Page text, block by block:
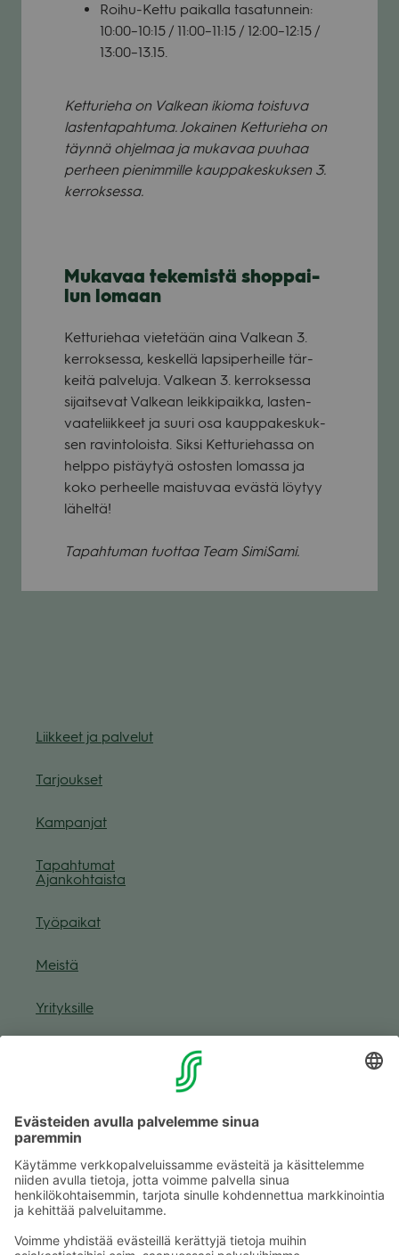
Roihu-Kettu pai­kalla tasa­tun­nein:
10:00–10:15 / 11:00–11:15 / 12:00–12:15 /
13:00–13.15.
Ket­tu­rieha on Val­kean ikioma tois­tuva
las­ten­ta­pah­tuma. Jokai­nen Ket­tu­rieha on
täynnä ohjel­maa ja muka­vaa puu­haa
per­heen pie­nim­mille kaup­pa­kes­kuk­sen 3.
ker­rok­sessa.
Muka­vaa teke­mistä shop­pai­
lun lomaan
Ket­tu­rie­haa vie­te­tään aina Val­kean 3.
ker­rok­sessa, kes­kellä lap­si­per­heille tär­
keitä pal­ve­luja. Val­kean 3. ker­rok­sessa
sijait­se­vat Val­kean leik­ki­paikka, las­ten­
vaa­te­liik­keet ja suuri osa kaup­pa­kes­kuk­
sen ravin­to­loista. Siksi Ket­tu­rie­hassa on
helppo pis­täy­tyä ostos­ten lomassa ja
koko per­heelle mais­tu­vaa evästä löy­tyy
läheltä!
Tapah­tu­man tuot­taa Team Simi­Sami.
Liik­keet ja pal­ve­lut
Tar­jouk­set
Kam­pan­jat
Tapah­tu­mat
Ajan­koh­taista
Työ­pai­kat
Meistä
Yri­tyk­sille
Muuta eväs­tea­se­tuk­sia & eväs­tein­for­maa­tio
Tie­to­suo­ja­se­loste (Arina)
Kaup­pa­kes­kus